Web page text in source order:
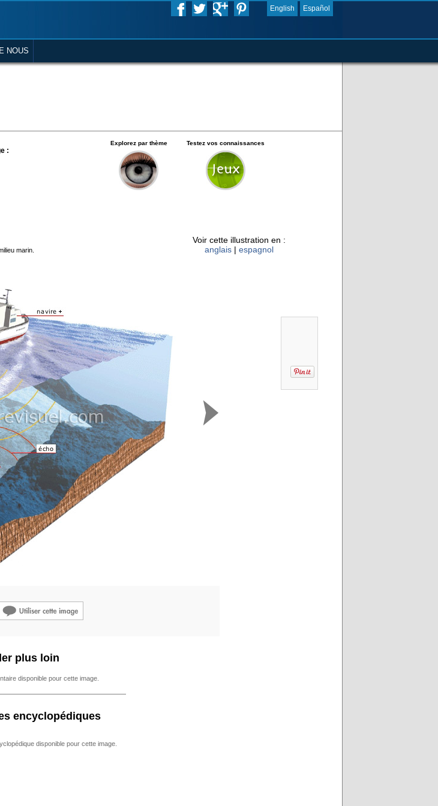
English Español
NOUS
:
Explorez par thème Testez vos connaissances
marin.
Voir cette illustration en :
anglais | espagnol
plus loin
disponible pour cette image.
encyclopédiques
disponible pour cette image.